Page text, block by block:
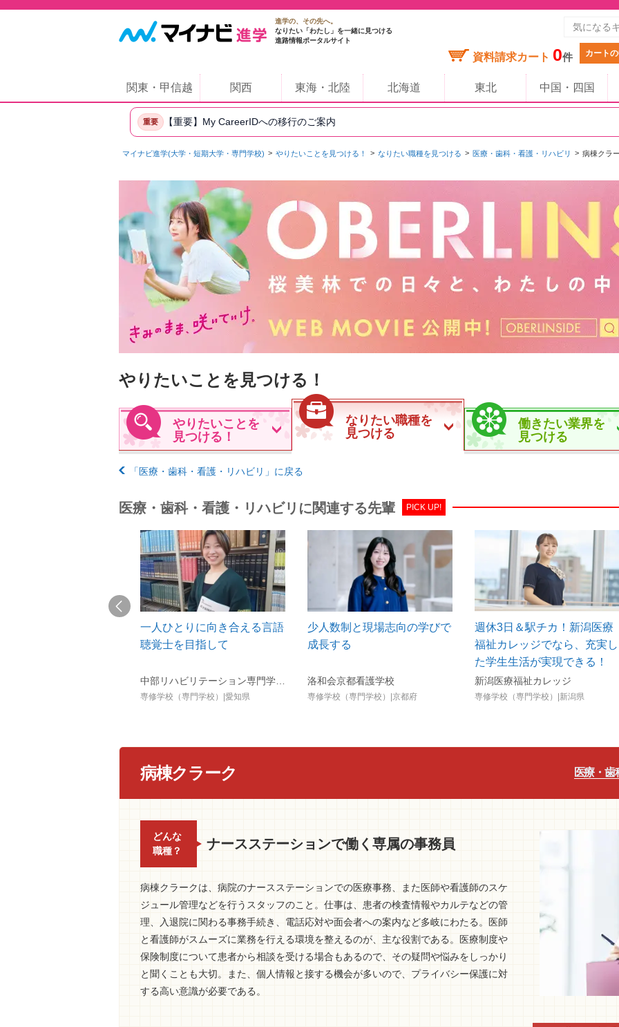
進学の、その先へ。
なりたい「わたし」を一緒に見つける
進路情報ポータルサイト
資料請求カート 0件 カート
関東・甲信越 関西 東海・北陸 北海道 東北 中国・四国
重要 【重要】My CareerIDへの移行のご案内
マイナビ進学(大学・短期大学・専門学校) やりたいことを見つける！ なりたい職種を見つける 医療・歯科・看護・リハビリ 病棟クラ
やりたいことを見つける！
やりたいことを
見つける！
なりたい職種を
見つける
働きたい業界を
見つける
「医療・歯科・看護・リハビリ」に戻る
医療・歯科・看護・リハビリに関連する先輩 PICK UP!
一人ひとりに向き合える言語
聴覚士を目指して
中部リハビリテーション専門学校（旧:専門学校日本聴能言語福祉学院）
専修学校（専門学校）|愛知県
少人数制と現場志向の学びで
成長する
洛和会京都看護学校
専修学校（専門学校）|京都府
週休3日＆駅チカ！新潟医療
福祉カレッジでなら、充実し
た学生生活が実現できる！
新潟医療福祉カレッジ
専修学校（専門学校）|新潟県
病棟クラーク 医療・歯
どんな
職種？
ナースステーションで働く専属の事務員
病棟クラークは、病院のナースステーションでの医療事務、また医師や看護師のスケ
ジュール管理などを行うスタッフのこと。仕事は、患者の検査情報やカルテなどの管
理、入退院に関わる事務手続き、電話応対や面会者への案内など多岐にわたる。医師
と看護師がスムーズに業務を行える環境を整えるのが、主な役割である。医療制度や
保険制度について患者から相談を受ける場合もあるので、その疑問や悩みをしっかり
と聞くことも大切。また、個人情報と接する機会が多いので、プライバシー保護に対
する高い意識が必要である。